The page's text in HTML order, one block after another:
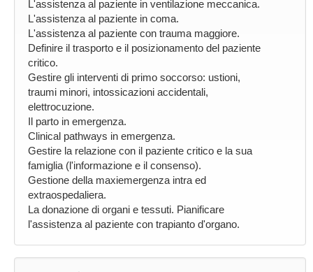
L'assistenza al paziente in ventilazione meccanica.
L'assistenza al paziente in coma.
L'assistenza al paziente con trauma maggiore.
Definire il trasporto e il posizionamento del paziente
critico.
Gestire gli interventi di primo soccorso: ustioni,
traumi minori, intossicazioni accidentali,
elettrocuzione.
Il parto in emergenza.
Clinical pathways in emergenza.
Gestire la relazione con il paziente critico e la sua
famiglia (l'informazione e il consenso).
Gestione della maxiemergenza intra ed
extraospedaliera.
La donazione di organi e tessuti. Pianificare
l'assistenza al paziente con trapianto d'organo.